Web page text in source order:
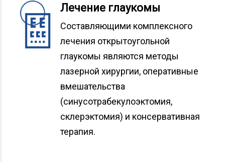
Лечение глаукомы
Составляющими комплексного
лечения открытоугольной
глаукомы являются методы
лазерной хирургии, оперативные
вмешательства
(синусотрабекулоэктомия,
склерэктомия) и консервативная
терапия.